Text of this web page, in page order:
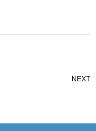
NEXT